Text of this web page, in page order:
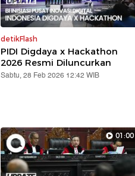
detikFlash
PIDI Digdaya x Hackathon
2026 Resmi Diluncurkan
Sabtu, 28 Feb 2026 12:42 WIB
01:00